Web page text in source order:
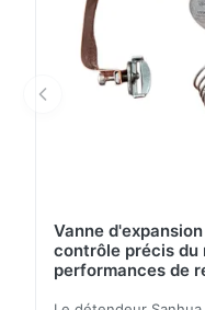
Vanne
contrôle précis
performances de